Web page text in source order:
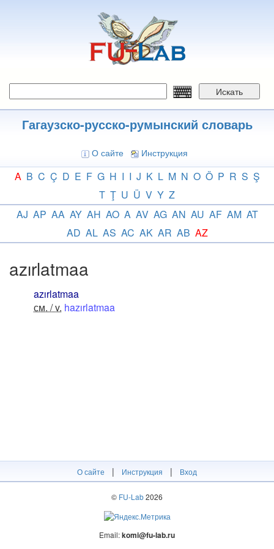
Искать
Гагаузско-русско-румынский словарь
О сайте Инструкция
A B C Ç D E F G H I I J K L M N O Ö P R S Ş
T Ţ U Ü V Y Z
AJ AP AA AY AH AO A AV AG AN AU AF AM AT
AD AL AS AC AK AR AB AZ
azırlatmaa
azırlatmaa
см. / v. hazırlatmaa
О сайте | Инструкция | Вход
© FU-Lab2026
Email:komi@fu-lab.ru